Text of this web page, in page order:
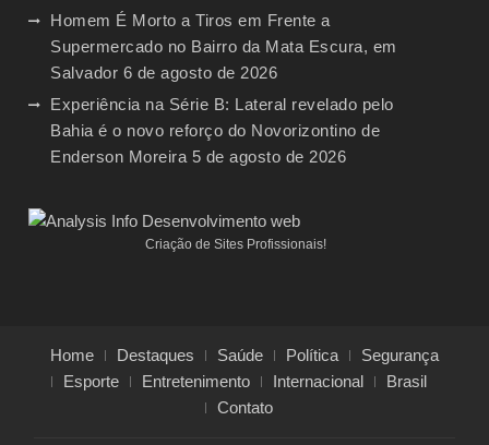
Homem É Morto a Tiros em Frente a
Supermercado no Bairro da Mata Escura, em
Salvador 6 de agosto de 2026
Experiência na Série B: Lateral revelado pelo
Bahia é o novo reforço do Novorizontino de
Enderson Moreira 5 de agosto de 2026
Criação de Sites Profissionais!
Home Destaques Saúde Política
Segurança
Esporte
Entretenimento Internacional
Brasil
Contato